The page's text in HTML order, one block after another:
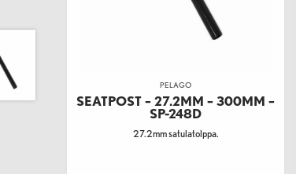
PELAGO
SEATPOST – 27.2MM – 300MM –
SP-248D
27.2mm satulatolppa.